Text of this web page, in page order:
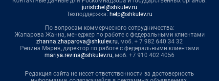
juristchel@shkulev.ru
Техподдержка: help@shkulev.ru
По вопросам коммерческого сотрудничества:
Жапарова Жанна, менеджер по работе с федеральными клиентами
zhanna.zhaparova@shkulev.ru, моб. + 7 982 640 34 32
Ревина Мария, директор по работе с федеральными клиентами
mariya.revina@shkulev.ru, моб. +7 910 402 4056
Редакция сайта не несет ответственности за достоверность